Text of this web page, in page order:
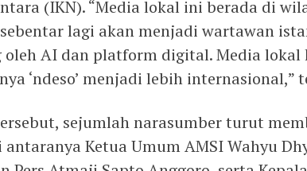
(IKN). “Media lokal ini berada di
lagi akan menjadi wartawan
oleh AI dan platform digital. Media lokal
‘ndeso’ menjadi lebih internasional,”
sejumlah narasumber turut
Ketua Umum AMSI Wahyu